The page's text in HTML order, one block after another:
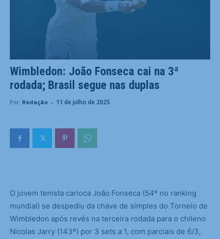
Wimbledon: João Fonseca cai na 3ª
rodada; Brasil segue nas duplas
Por: Redação - 11 de julho de 2025
O jovem tenista carioca João Fonseca (54º no ranking
mundial) se despediu da chave de simples do Torneio de
Wimbledon após revés na terceira rodada para o chileno
Nicolas Jarry (143º) por 3 sets a 1, com parciais de 6/3,